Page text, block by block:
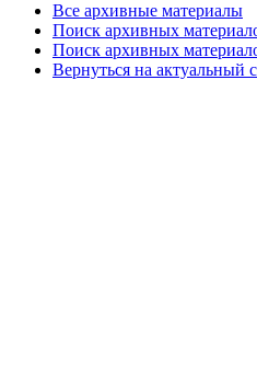
Все архивные материалы
Поиск архивных
Поиск архивных
Вернуться на актуальный